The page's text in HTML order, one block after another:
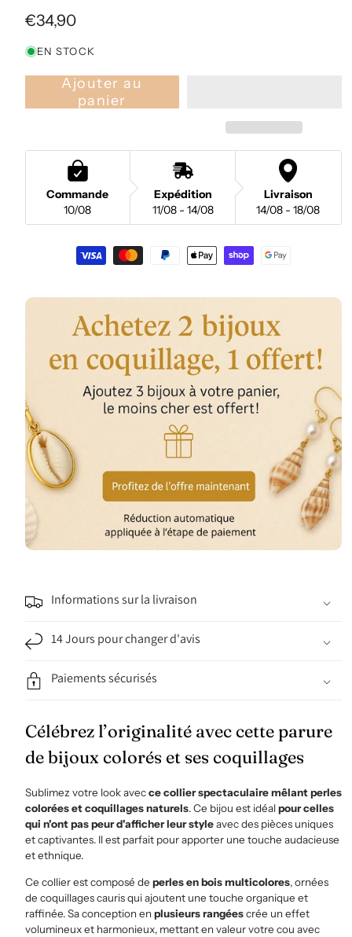
Prix
€34,90
EN STOCK
Ajouter au
panier
Commande
10/08
Expédition
11/08 - 14/08
Livraison
14/08 - 18/08
Informations sur la livraison
14 Jours pour changer d'avis
Paiements sécurisés
Célébrez l’originalité avec cette parure
de bijoux colorés et ses coquillages
Sublimez votre look avecce collier spectaculaire mêlant perles
colorées et coquillages naturels. Ce bijou est idéalpour celles
qui n'ont pas peur d'afficher leur styleavec des pièces uniques
et captivantes. Il est parfait pour apporter une touche audacieuse
et ethnique.
Ce collier est composé de perles en bois multicolores, ornées
de coquillages cauris qui ajoutent une touche organique et
raffinée. Sa conception en plusieurs rangéescrée un effet
volumineux et harmonieux, mettant en valeur votre cou avec